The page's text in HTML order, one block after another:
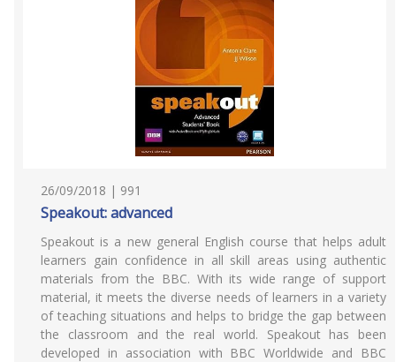
26/09/2018 | 991
Speakout: advanced
Speakout is a new general English course that helps adult
learners gain confidence in all skill areas using authentic
materials from the BBC. With its wide range of support
material, it meets the diverse needs of learners in a variety
of teaching situations and helps to bridge the gap between
the classroom and the real world. Speakout has been
developed in association with BBC Worldwide and BBC